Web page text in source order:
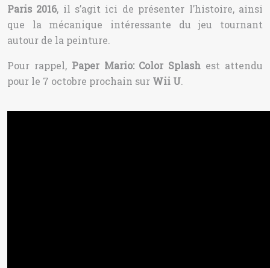
Paris 2016, il s’agit ici de présenter l’histoire, ainsi
que la mécanique intéressante du jeu tournant
autour de la peinture.
Pour rappel, Paper Mario: Color Splash est attendu
pour le 7 octobre prochain sur Wii U.